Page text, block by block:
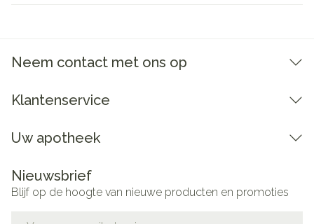
Neem contact met ons op
Klantenservice
Uw apotheek
Nieuwsbrief
Blijf op de hoogte van nieuwe producten en promoties